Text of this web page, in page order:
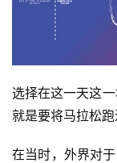
选择在这一天这
就是要将马拉松跑
在当时，外界对